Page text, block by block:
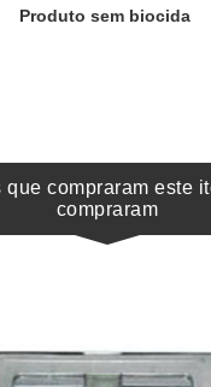
Produto sem biocida
que compraram este
compraram